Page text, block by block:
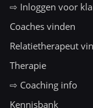
⇨ Inloggen voor
Coaches vinden
Relatietherapeut
Therapie
⇨ Coaching info
Kennisbank